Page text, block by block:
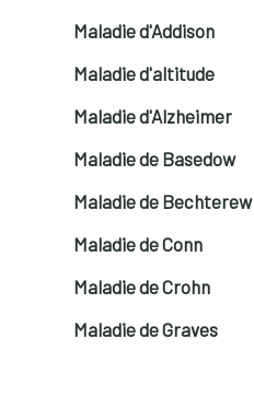
Maladie d'Addison
Maladie d'altitude
Maladie d'Alzheimer
Maladie de Basedow
Maladie de Bechterew
Maladie de Conn
Maladie de Crohn
Maladie de Graves